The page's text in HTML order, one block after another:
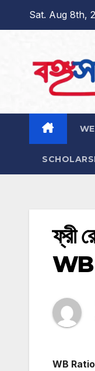
Sat. Aug 8th,
ফ্রী
WB